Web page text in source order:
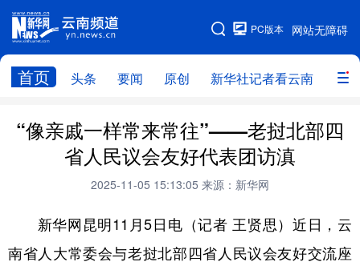
网站无障碍
PC版本
首页 头条 要闻 原创 新华社记者看云南 政务
网站地图
头条 云南要闻 本网原创
新华社记者看云南 政务 人事
云南省领导报道集
教育
州市
社会
图片
“像亲戚一样常来常往”——老挝北部四
省人民议会友好代表团访滇
2025-11-05 15:13:05 来源：新华网
新华网昆明11月5日电（记者 王贤思）近日，云
南省人大常委会与老挝北部四省人民议会友好交流座